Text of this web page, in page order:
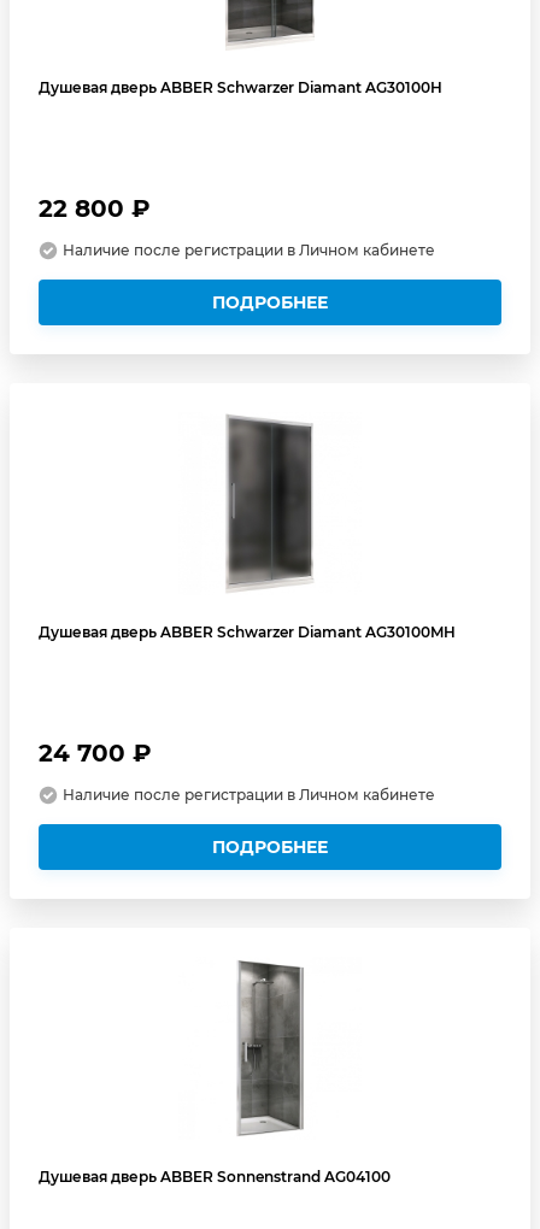
Душевая дверь ABBER Schwarzer Diamant AG30100H
22 800 ₽
Наличие после регистрации в Личном кабинете
ПОДРОБНЕЕ
Душевая дверь ABBER Schwarzer Diamant AG30100MH
24 700 ₽
Наличие после регистрации в Личном кабинете
ПОДРОБНЕЕ
Душевая дверь ABBER Sonnenstrand AG04100